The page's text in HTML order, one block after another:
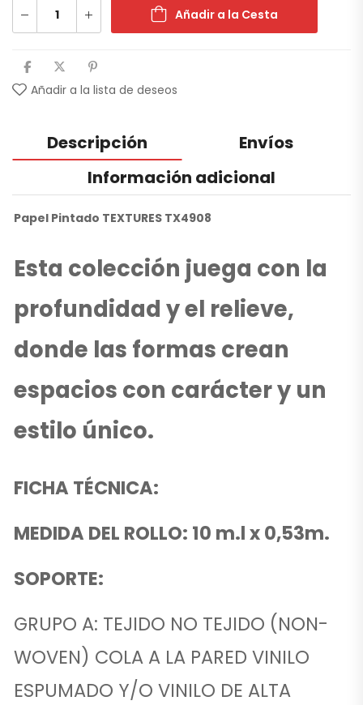
Añadir a la Cesta
Añadir a la lista de deseos
Descripción
Envíos
Información adicional
Papel Pintado TEXTURES TX4908
Esta colección juega con la
profundidad y el relieve,
donde las formas crean
espacios con carácter y un
estilo único.
FICHA TÉCNICA:
MEDIDA DEL ROLLO: 10 m.l x 0,53m.
SOPORTE:
GRUPO A: TEJIDO NO TEJIDO (NON-
WOVEN) COLA A LA PARED VINILO
ESPUMADO Y/O VINILO DE ALTA